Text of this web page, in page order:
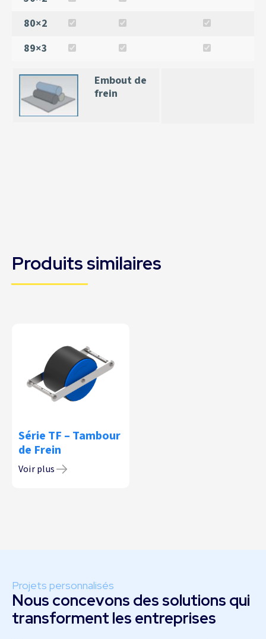
80×2
89×3
Embout de
frein
Produits similaires
Série TF – Tambour
de Frein
Voir plus
Projets personnalisés
Nous concevons des solutions qui
transforment les entreprises